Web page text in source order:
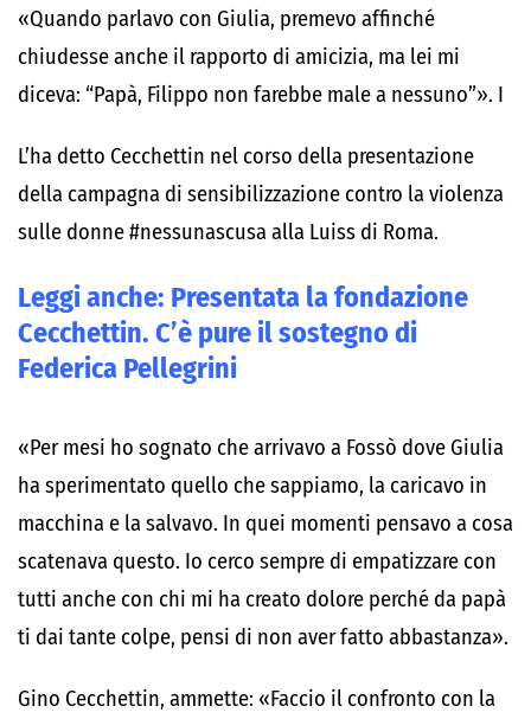
«Quando parlavo con Giulia, premevo affinché
chiudesse anche il rapporto di amicizia, ma lei mi
diceva: “Papà, Filippo non farebbe male a nessuno”». I
L’ha detto Cecchettin nel corso della presentazione
della campagna di sensibilizzazione contro la violenza
sulle donne #nessunascusa alla Luiss di Roma.
Leggi anche: Presentata la fondazione
Cecchettin. C’è pure il sostegno di
Federica Pellegrini
«Per mesi ho sognato che arrivavo a Fossò dove Giulia
ha sperimentato quello che sappiamo, la caricavo in
macchina e la salvavo. In quei momenti pensavo a cosa
scatenava questo. Io cerco sempre di empatizzare con
tutti anche con chi mi ha creato dolore perché da papà
ti dai tante colpe, pensi di non aver fatto abbastanza».
Gino Cecchettin, ammette: «Faccio il confronto con la